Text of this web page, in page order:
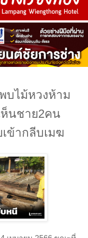
บไม้หวงห้าม
นชาย2คน
ข้ากลีบเมฆ